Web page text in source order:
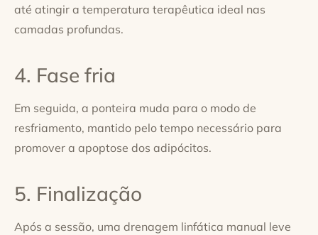
até atingir a temperatura terapêutica ideal nas
camadas profundas.
4. Fase fria
Em seguida, a ponteira muda para o modo de
resfriamento, mantido pelo tempo necessário para
promover a apoptose dos adipócitos.
5. Finalização
Após a sessão, uma drenagem linfática manual leve